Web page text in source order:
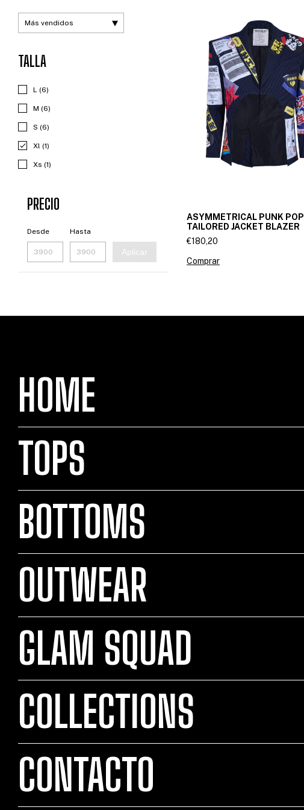
TALLA
L (6)
M (6)
S (6)
Xl (1)
Xs (1)
PRECIO
Desde Hasta
Aplicar
ASYMMETRICAL PUNK POP
TAILORED JACKET BLAZER
€180,20
Comprar
HOME
TOPS
BOTTOMS
OUTWEAR
GLAM SQUAD
COLLECTIONS
CONTACTO